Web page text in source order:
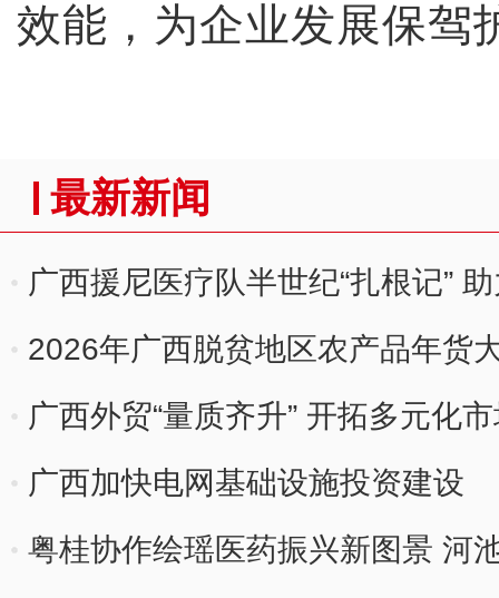
效能，为企业发展保驾
最新新闻
广西援尼医疗队半世纪“扎根记”
2026年广西脱贫地区农产品年货
广西外贸“量质齐升” 开拓多元化
广西加快电网基础设施投资建设
粤桂协作绘瑶医药振兴新图景 河